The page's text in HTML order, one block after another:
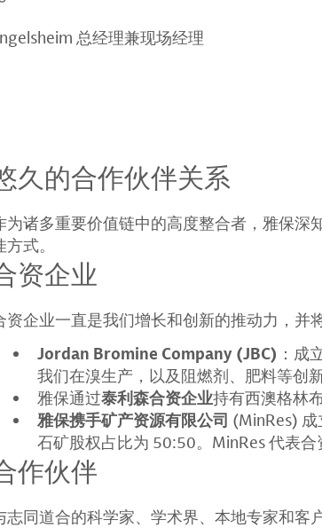
总经理兼现场经理
久的合作伙伴关系
为诸多重要价值链中的高度整合者，雅保深
方式。
资企业
资企业一直是我们增长和创新的推动力，并
Jordan Bromine Company (JBC) ：成
我们在溴生产，以及阻燃剂、肥料等创
雅保通过泰利森合资企业持有西澳格林
雅保携手矿产资源有限公司 (MinRes)
石矿股权占比为 50:50。MinRes 代表合
作伙伴
志同道合的科学家、学术界、本地专家和客